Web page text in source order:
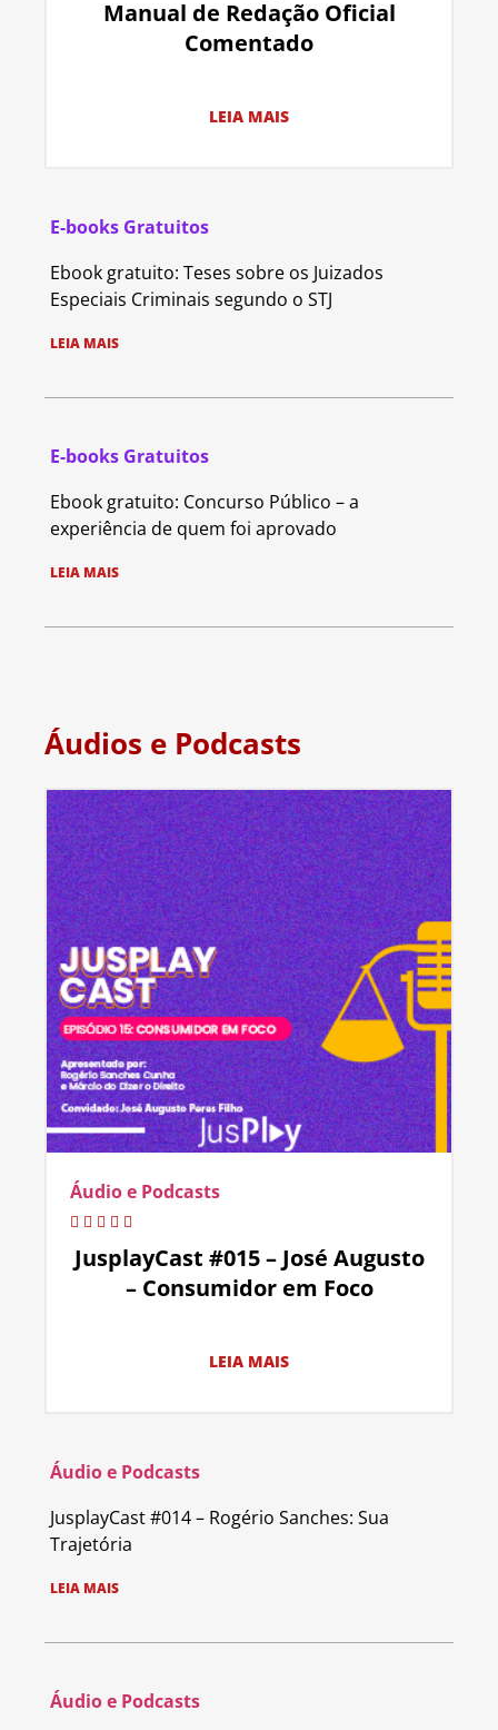
Manual de Redação Oficial
Comentado
LEIA MAIS
E-books Gratuitos
Ebook gratuito: Teses sobre os Juizados
Especiais Criminais segundo o STJ
LEIA MAIS
E-books Gratuitos
Ebook gratuito: Concurso Público – a
experiência de quem foi aprovado
LEIA MAIS
Áudios e Podcasts
Áudio e Podcasts
JusplayCast #015 – José Augusto
– Consumidor em Foco
LEIA MAIS
Áudio e Podcasts
JusplayCast #014 – Rogério Sanches: Sua
Trajetória
LEIA MAIS
Áudio e Podcasts